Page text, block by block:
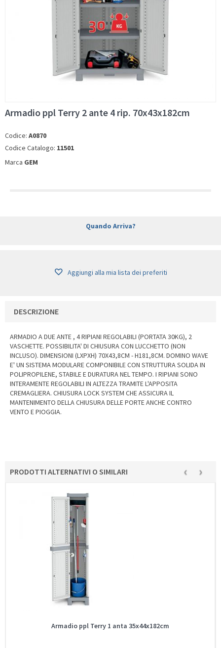
Armadio ppl Terry 2 ante 4 rip. 70x43x182cm
Codice: A0870
Codice Catalogo: 11501
Marca GEM
Quando Arriva?
Aggiungi alla mia lista dei preferiti
DESCRIZIONE
ARMADIO A DUE ANTE , 4 RIPIANI REGOLABILI (PORTATA 30KG), 2
VASCHETTE. POSSIBILITA' DI CHIUSURA CON LUCCHETTO (NON
INCLUSO). DIMENSIONI (LXPXH) 70X43,8CM - H181,8CM. DOMINO WAVE
E' UN SISTEMA MODULARE COMPONIBILE CON STRUTTURA SOLIDA IN
POLIPROPILENE, STABILE E DURATURA NEL TEMPO. I RIPIANI SONO
INTERAMENTE REGOLABILI IN ALTEZZA TRAMITE L'APPOSITA
CREMAGLIERA. CHIUSURA LOCK SYSTEM CHE ASSICURA IL
MANTENIMENTO DELLA CHIUSURA DELLE PORTE ANCHE CONTRO
VENTO E PIOGGIA.
PRODOTTI ALTERNATIVI O SIMILARI ‹ ›
Armadio ppl Terry 1 anta 35x44x182cm